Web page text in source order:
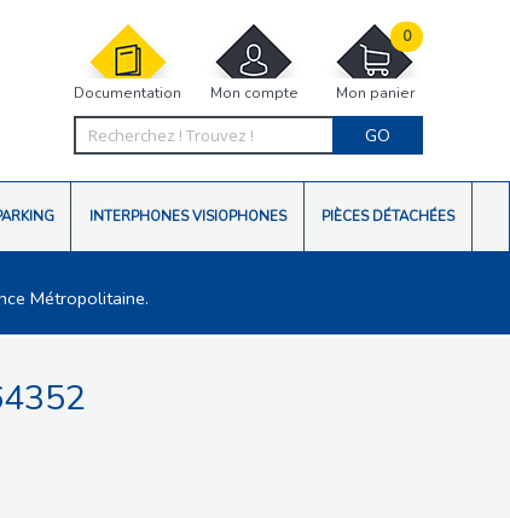
Documentation Mon compte Mon panier
0
GO
INTERPHONES VISIOPHONES PIÈCES DÉTACHÉES
Métropolitaine.